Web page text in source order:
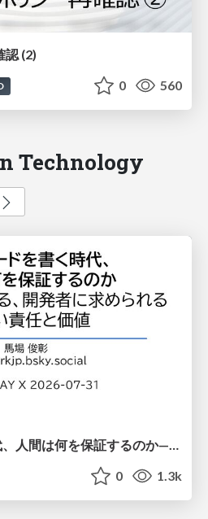
認 (2)
0 560
Technology
0 1.3k